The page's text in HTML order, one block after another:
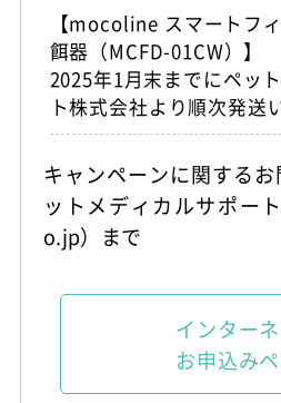
【mocoline スマートフ
餌器（MCFD-01CW）】
2025年1月末までにペッ
ト株式会社より順次発送
キャンペーンに関する
ットメディカルサポー
o.jp）まで
インター
お申込み